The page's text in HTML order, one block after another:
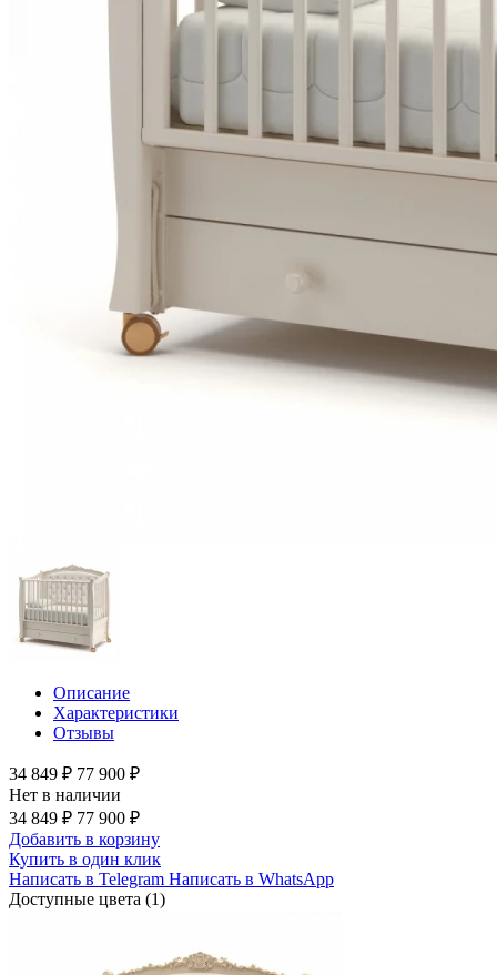
Описание
Характеристики
Отзывы
34 849 ₽ 77 900 ₽
Нет в наличии
34 849 ₽ 77 900 ₽
Добавить в корзину
Купить в один клик
Написать в Telegram Написать в WhatsApp
Доступные цвета (1)